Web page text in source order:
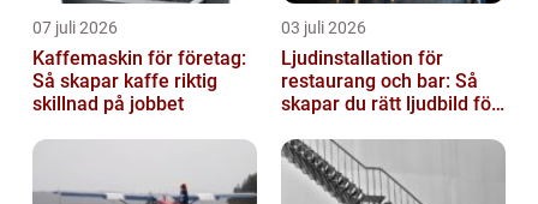
07 juli 2026
Kaffemaskin för företag:
Så skapar kaffe riktig
skillnad på jobbet
03 juli 2026
Ljudinstallation för
restaurang och bar: Så
skapar du rätt ljudbild för